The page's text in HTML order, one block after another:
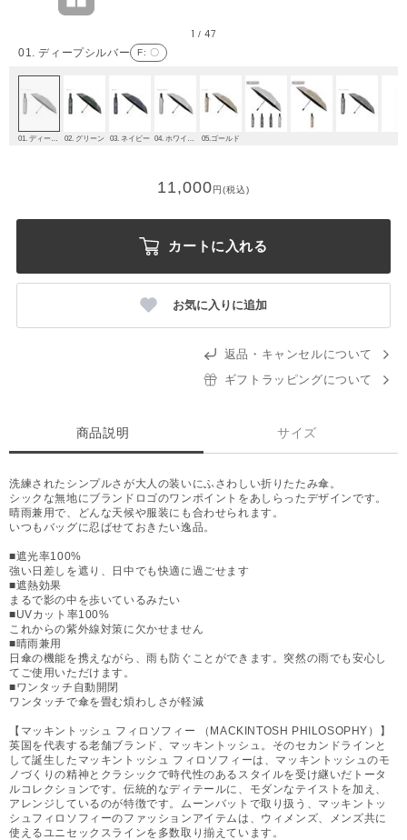
01. ディープシルバー F: 〇
1 /47
02. グリーン 03. ネイビー 05.ゴールド
11,000円(税込)
カートに入れる
お気に入りに追加
返品・キャンセルについて
ギフトラッピングについて
商品説明 サイズ
洗練されたシンプルさが大人の装いにふさわしい折りたたみ傘。
シックな無地にブランドロゴのワンポイントをあしらったデザインです。
晴雨兼用で、どんな天候や服装にも合わせられます。
いつもバッグに忍ばせておきたい逸品。
■遮光率100%
強い日差しを遮り、日中でも快適に過ごせます
■遮熱効果
まるで影の中を歩いているみたい
■UVカット率100%
これからの紫外線対策に欠かせません
■晴雨兼用
日傘の機能を携えながら、雨も防ぐことができます。突然の雨でも安心し
てご使用いただけます。
■ワンタッチ自動開閉
ワンタッチで傘を畳む煩わしさが軽減
【マッキントッシュ フィロソフィー （MACKINTOSH PHILOSOPHY）】
英国を代表する老舗ブランド、マッキントッシュ。そのセカンドラインと
して誕生したマッキントッシュ フィロソフィーは、マッキントッシュのモ
ノづくりの精神とクラシックで時代性のあるスタイルを受け継いだトータ
ルコレクションです。伝統的なディテールに、モダンなテイストを加え、
アレンジしているのが特徴です。ムーンバットで取り扱う、マッキントッ
シュフィロソフィーのファッションアイテムは、ウィメンズ、メンズ共に
使えるユニセックスラインを多数取り揃えています。